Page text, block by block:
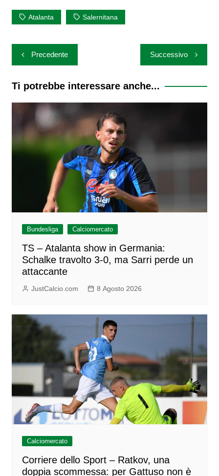
Atalanta Salernitana
Navigazione
articoli
Precedente Successivo
Ti potrebbe interessare anche...
Bundesliga Calciomercato
TS – Atalanta show in Germania:
Schalke travolto 3-0, ma Sarri perde un
attaccante
JustCalcio.com 8 Agosto 2026
Calciomercato
Corriere dello Sport – Ratkov, una
doppia scommessa: per Gattuso non è